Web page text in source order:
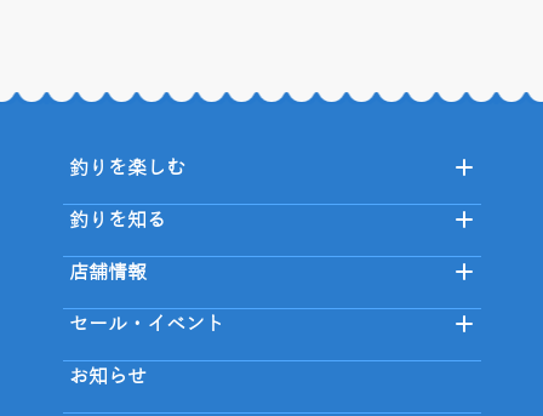
釣りを楽しむ
釣りを知る
店舗情報
セール・イベント
お知らせ